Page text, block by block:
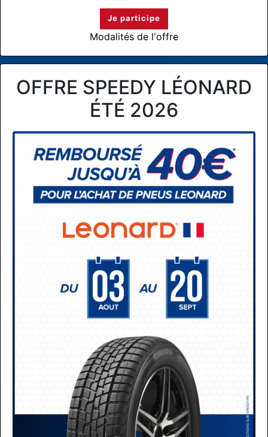
Je participe
Modalités de l'offre
OFFRE SPEEDY LÉONARD
ÉTÉ 2026